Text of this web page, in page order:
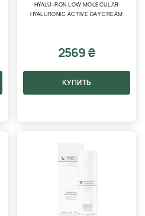
HYALU-RON LOW MOLECULAR
HYALURONIC ACTIVE DAY CREAM
2569 ₴
КУПИТЬ